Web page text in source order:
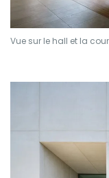
Vue sur le hall et la